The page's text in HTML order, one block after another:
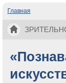
Вы здесь
Главная